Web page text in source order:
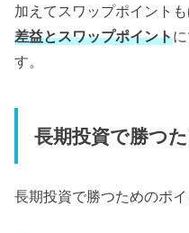
加えてスワップポイント
差益とスワップポイント
す。
長期投資で勝つ
長期投資で勝つためのポ